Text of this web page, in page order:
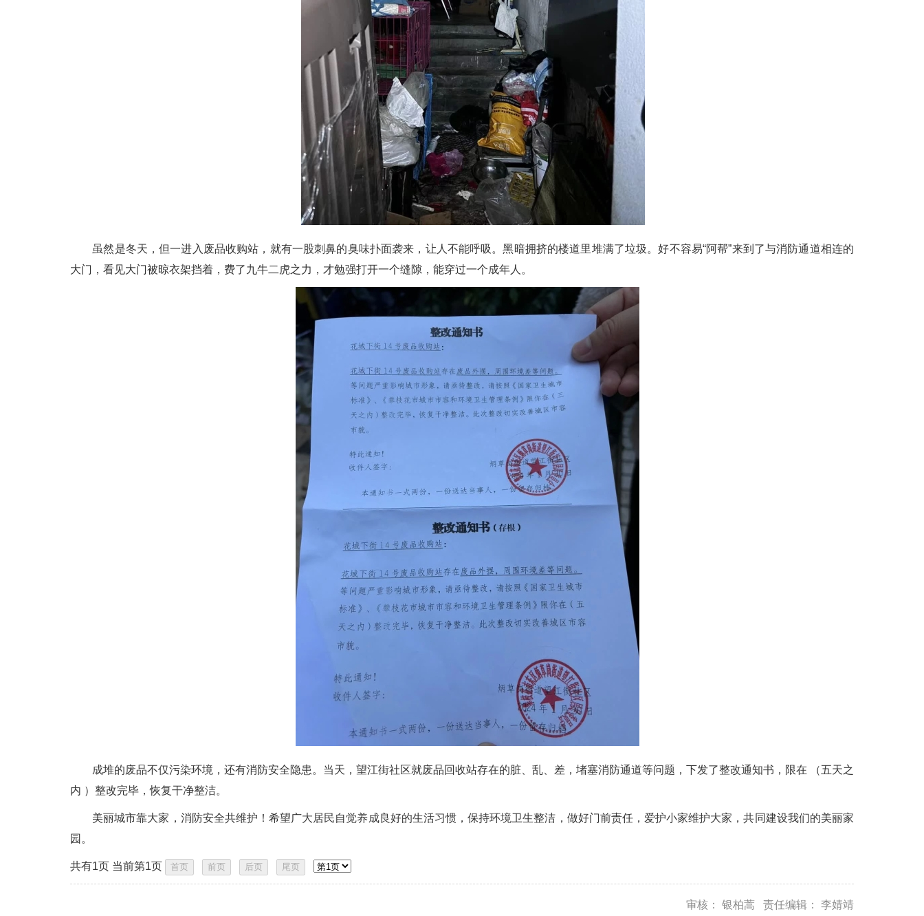
虽然是冬天，但一进入废品收购站，就有一股刺鼻的臭味扑面袭来，让人不能呼吸。黑暗拥挤的楼道里堆满了垃圾。好不容易“阿帮”来到了与消防通道相连的
大门，看见大门被晾衣架挡着，费了九牛二虎之力，才勉强打开一个缝隙，能穿过一个成年人。
成堆的废品不仅污染环境，还有消防安全隐患。当天，望江街社区就废品回收站存在的脏、乱、差，堵塞消防通道等问题，下发了整改通知书，限在 （五天之
内 ）整改完毕，恢复干净整洁。
美丽城市靠大家，消防安全共维护！希望广大居民自觉养成良好的生活习惯，保持环境卫生整洁，做好门前责任，爱护小家维护大家，共同建设我们的美丽家
园。
共有1页 当前第1页
审核： 银柏蒿 责任编辑： 李婧靖